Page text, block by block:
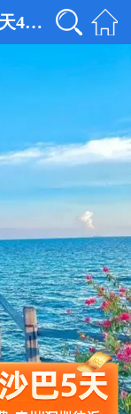
半自由行| 仙本那+沙巴5天4晚<广州或香港飞，0自费0购物，2天跳岛>